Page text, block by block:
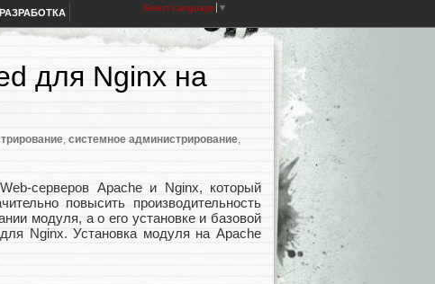
Select Language ▼
для Nginx на
, системное администрирование,
серверов Apache и Nginx, который
повысить производительность
модуля, а о его установке и базовой
Nginx. Установка модуля на Apache